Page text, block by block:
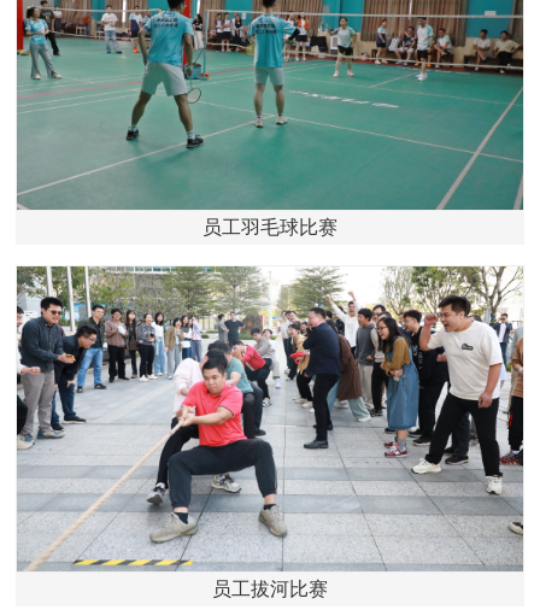
员工羽毛球比赛
员工拔河比赛